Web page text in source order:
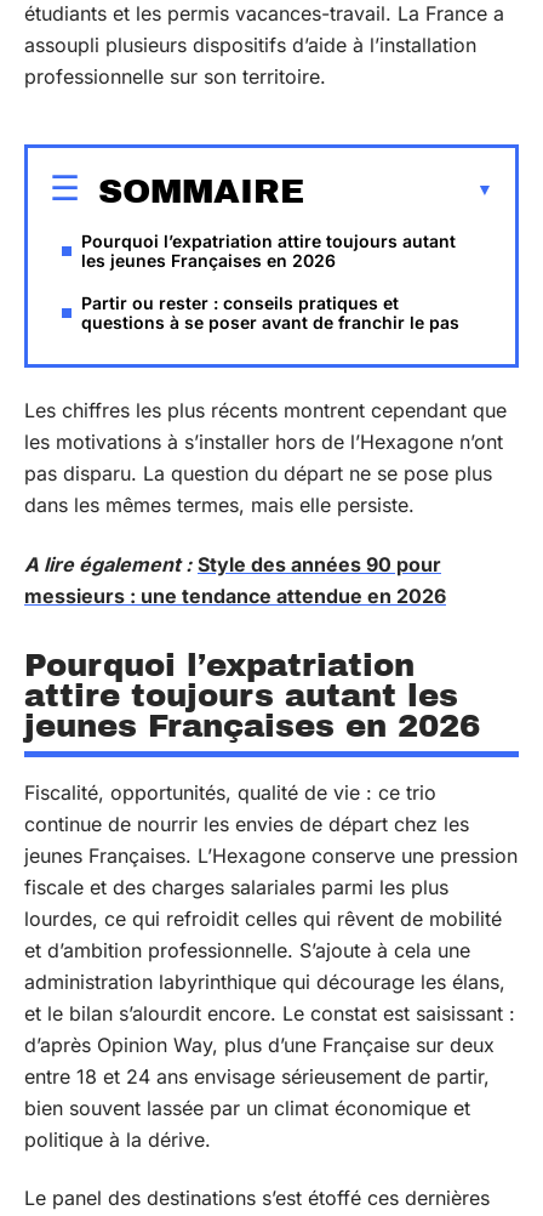
étudiants et les permis vacances-travail. La France a
assoupli plusieurs dispositifs d’aide à l’installation
professionnelle sur son territoire.
SOMMAIRE
Pourquoi l’expatriation attire toujours autant
les jeunes Françaises en 2026
Partir ou rester : conseils pratiques et
questions à se poser avant de franchir le pas
Les chiffres les plus récents montrent cependant que
les motivations à s’installer hors de l’Hexagone n’ont
pas disparu. La question du départ ne se pose plus
dans les mêmes termes, mais elle persiste.
A lire également : Style des années 90 pour
messieurs : une tendance attendue en 2026
Pourquoi l’expatriation
attire toujours autant les
jeunes Françaises en 2026
Fiscalité, opportunités, qualité de vie : ce trio
continue de nourrir les envies de départ chez les
jeunes Françaises. L’Hexagone conserve une pression
fiscale et des charges salariales parmi les plus
lourdes, ce qui refroidit celles qui rêvent de mobilité
et d’ambition professionnelle. S’ajoute à cela une
administration labyrinthique qui décourage les élans,
et le bilan s’alourdit encore. Le constat est saisissant :
d’après Opinion Way, plus d’une Française sur deux
entre 18 et 24 ans envisage sérieusement de partir,
bien souvent lassée par un climat économique et
politique à la dérive.
Le panel des destinations s’est étoffé ces dernières